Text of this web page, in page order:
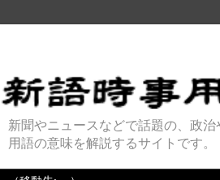
新聞やニュースなどで話題の、政
用語の意味を解説するサイトです。